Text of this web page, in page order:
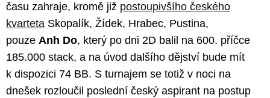
času zahraje, kromě již postoupivšího českého
kvarteta Skopalík, Žídek, Hrabec, Pustina,
pouze Anh Do, který po dni 2D balil na 600. příčce
185.000 stack, a na úvod dalšího dějství bude mít
k dispozici 74 BB. S turnajem se totiž v noci na
dnešek rozloučil poslední český aspirant na postup